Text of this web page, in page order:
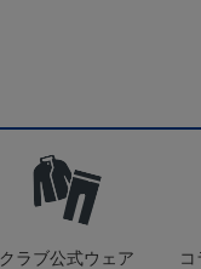
クラブ公式ウェア